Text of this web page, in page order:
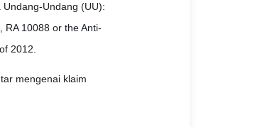
Undang (UU):
RA 10088 or the Anti-
2012.
mengenai klaim